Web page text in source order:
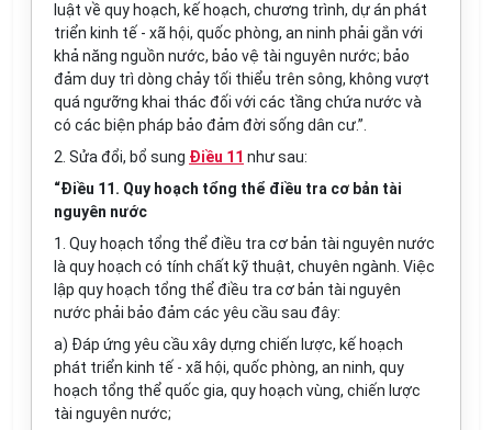
luật về quy hoạch, kế hoạch, chương trình, dự án phát
triển kinh tế - xã hội, quốc phòng, an ninh phải gắn với
khả năng nguồn nước, bảo vệ tài nguyên nước; bảo
đảm duy trì dòng chảy tối thiểu trên sông, không vượt
quá ngưỡng khai thác đối với các tầng chứa nước và
có các biện pháp bảo đảm đời sống dân cư.”.
2. Sửa đổi, bổ sung Điều 11 như sau:
“Điều 11. Quy hoạch tổng thể điều tra cơ bản tài
nguyên nước
1. Quy hoạch tổng thể điều tra cơ bản tài nguyên nước
là quy hoạch có tính chất kỹ thuật, chuyên ngành. Việc
lập quy hoạch tổng thể điều tra cơ bản tài nguyên
nước phải bảo đảm các yêu cầu sau đây:
a) Đáp ứng yêu cầu xây dựng chiến lược, kế hoạch
phát triển kinh tế - xã hội, quốc phòng, an ninh, quy
hoạch tổng thể quốc gia, quy hoạch vùng, chiến lược
tài nguyên nước;